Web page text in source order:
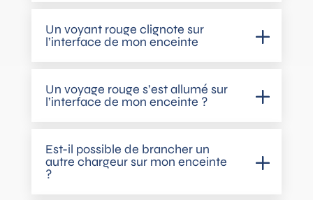
Un voyant rouge clignote sur
l’interface de mon enceinte
Un voyage rouge s’est allumé sur
l’interface de mon enceinte ?
Est-il possible de brancher un
autre chargeur sur mon enceinte
?